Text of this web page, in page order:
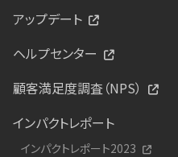
アップデート
ヘルプセンター
顧客満足度調査（NPS）
インパクトレポート
インパクトレポート2023